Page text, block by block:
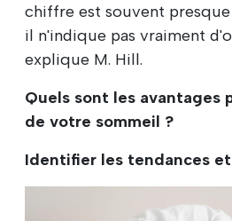
chiffre est souvent presque
il n'indique pas vraiment
explique M. Hill.
Quels sont les avantages
de votre sommeil ?
Identifier les tendances